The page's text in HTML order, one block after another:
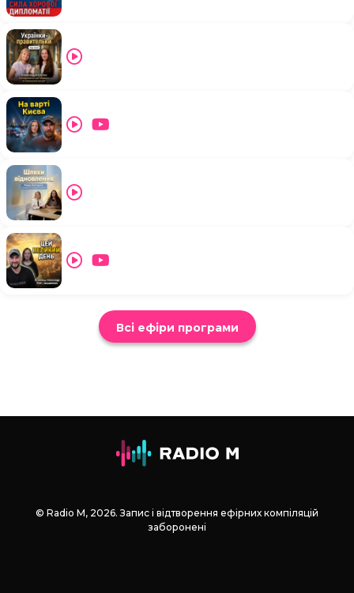
Всі ефіри програми
© Radio М, 2026. Запис і відтворення ефірних компіляцій
заборонені